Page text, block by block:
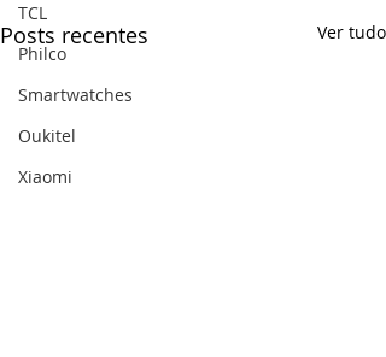
TCL
Philco
Smartwatches
Oukitel
Xiaomi
Posts recentes Ver tudo